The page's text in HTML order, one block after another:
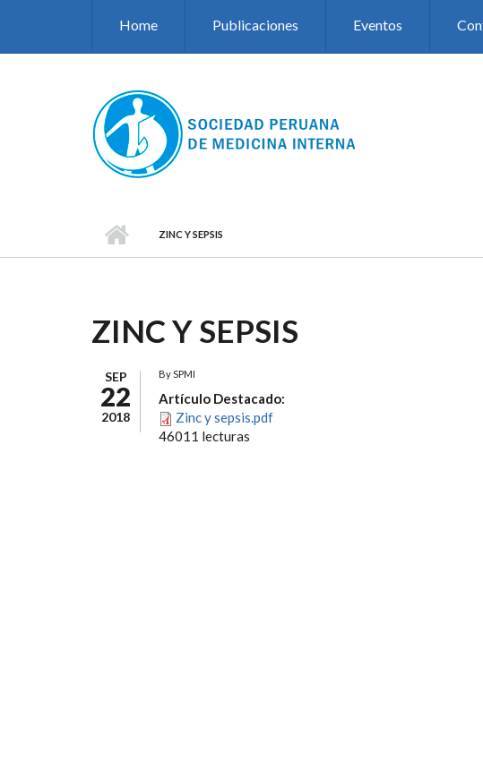
Home Publicaciones Eventos
ZINC Y SEPSIS
ZINC Y SEPSIS
SEP
22
2018
BySPMI
Artículo Destacado:
Zinc y sepsis.pdf
46011 lecturas